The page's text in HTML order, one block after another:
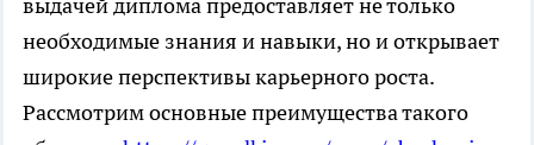
выдачей диплома предоставляет не только
необходимые знания и навыки, но и открывает
широкие перспективы карьерного роста.
Рассмотрим основные преимущества такого